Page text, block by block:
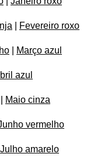
Fevereiro roxo
Março azul
azul
Maio cinza
vermelho
Julho amarelo